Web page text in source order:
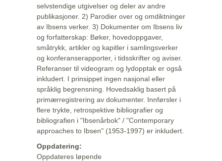
selvstendige utgivelser og deler av andre
publikasjoner. 2) Parodier over og omdiktninger
av Ibsens verker. 3) Dokumenter om Ibsens liv
og forfatterskap: Bøker, hovedoppgaver,
småtrykk, artikler og kapitler i samlingsverker
og konferanserapporter, i tidsskrifter og aviser.
Referanser til videogram og lydopptak er også
inkludert. I prinsippet ingen nasjonal eller
språklig begrensning. Hovedsaklig basert på
primærregistrering av dokumenter. Innførsler i
flere trykte, retrospektive bibliografier og
bibliografien i "Ibsenårbok" / "Contemporary
approaches to Ibsen" (1953-1997) er inkludert.
Oppdatering:
Oppdateres løpende